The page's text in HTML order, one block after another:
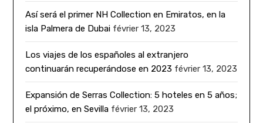
Así será el primer NH Collection en Emiratos, en la
isla Palmera de Dubai février 13, 2023
Los viajes de los españoles al extranjero
continuarán recuperándose en 2023 février 13, 2023
Expansión de Serras Collection: 5 hoteles en 5 años;
el próximo, en Sevilla février 13, 2023